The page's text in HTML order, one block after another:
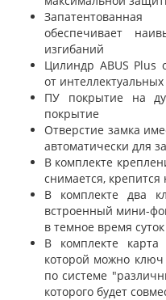
обеспечивает
изгибаний
Цилиндр ABUS Plus
от
ПУ покрытие на
покрытие
Отверстие замка
автоматически для
В комплекте
снимается,
В комплекте два
встроенный мини-
в темное время суток
В комплекте
которой можно ключ
по системе
которого будет